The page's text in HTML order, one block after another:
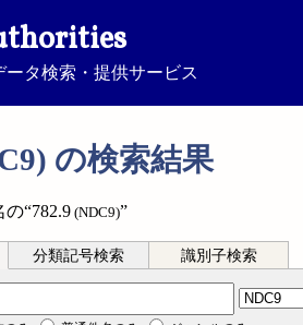
タ検索・提供サービス
の検索結果
“782.9 (NDC9)”
分類記号検索 識別子検索